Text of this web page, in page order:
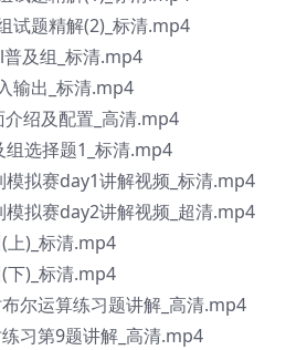
试题精解(2)_标清.mp4
及组_标清.mp4
输出_标清.mp4
介绍及配置_高清.mp4
组选择题1_标清.mp4
模拟赛day1讲解视频_标清.mp4
模拟赛day2讲解视频_超清.mp4
上)_标清.mp4
下)_标清.mp4
尔运算练习题讲解_高清.mp4
习第9题讲解_高清.mp4